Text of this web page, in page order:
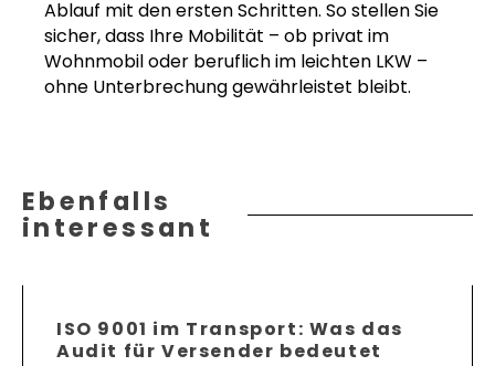
Ablauf mit den ersten Schritten. So stellen Sie
sicher, dass Ihre Mobilität – ob privat im
Wohnmobil oder beruflich im leichten LKW –
ohne Unterbrechung gewährleistet bleibt.
Ebenfalls
interessant
ISO 9001 im Transport: Was das
Audit für Versender bedeutet